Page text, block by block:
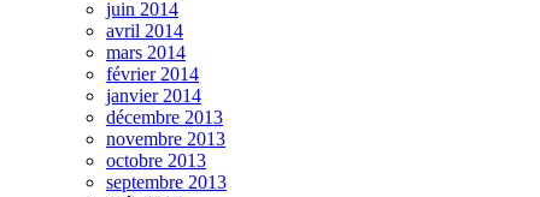
juin 2014
avril 2014
mars 2014
février 2014
janvier 2014
décembre 2013
novembre 2013
octobre 2013
septembre 2013